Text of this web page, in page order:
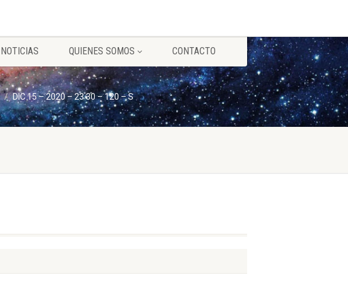
NOTICIAS QUIENES SOMOS CONTACTO
DIC 15 – 2020 – 23 30 – 120 – S